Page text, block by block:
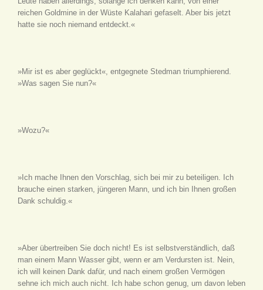
reichen Goldmine in der Wüste Kalahari gefaselt. Aber bis jetzt
hatte sie noch niemand entdeckt.«
»Mir ist es aber geglückt«, entgegnete Stedman triumphierend.
»Was sagen Sie nun?«
»Wozu?«
»Ich mache Ihnen den Vorschlag, sich bei mir zu beteiligen. Ich
brauche einen starken, jüngeren Mann, und ich bin Ihnen großen
Dank schuldig.«
»Aber übertreiben Sie doch nicht! Es ist selbstverständlich, daß
man einem Mann Wasser gibt, wenn er am Verdursten ist. Nein,
ich will keinen Dank dafür, und nach einem großen Vermögen
sehne ich mich auch nicht. Ich habe schon genug, um davon leben